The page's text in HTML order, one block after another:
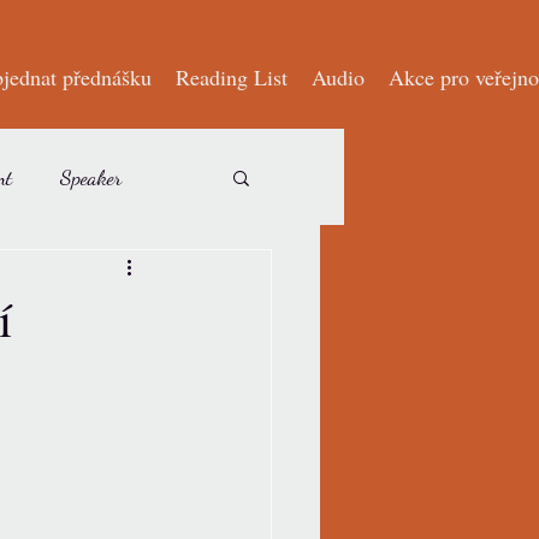
přednášku Reading List Audio Akce pro
Speaker
In media